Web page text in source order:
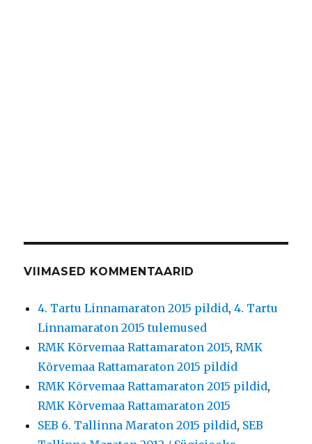
VIIMASED KOMMENTAARID
4. Tartu Linnamaraton 2015 pildid,4. Tartu
Linnamaraton 2015 tulemused
RMK Kõrvemaa Rattamaraton 2015,RMK
Kõrvemaa Rattamaraton 2015 pildid
RMK Kõrvemaa Rattamaraton 2015 pildid,
RMK Kõrvemaa Rattamaraton 2015
SEB 6. Tallinna Maraton 2015 pildid, SEB